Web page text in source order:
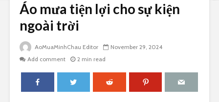
Áo mưa tiện lợi cho sự kiện
ngoài trời
AoMuaMinhChau Editor
November 29, 2024
Add comment
2 min read